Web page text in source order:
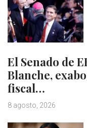
El Senado de
Blanche,
fiscal…
8 agosto, 2026